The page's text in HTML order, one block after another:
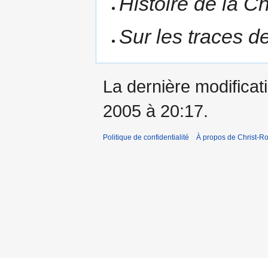
Sur les traces
La dernière
2005 à 20:17.
Politique de confidentialité À propos de Christ-